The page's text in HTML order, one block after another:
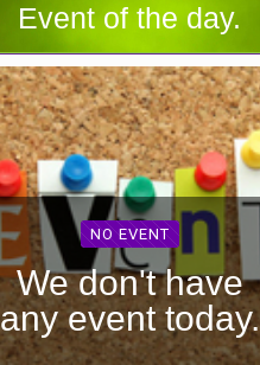
Event of the day.
NO EVENT
We don't have
any event today.